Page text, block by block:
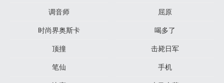
调音师
屈原
时尚界奥斯卡
喝多了
顶撞
击毙日军
笔仙
手机